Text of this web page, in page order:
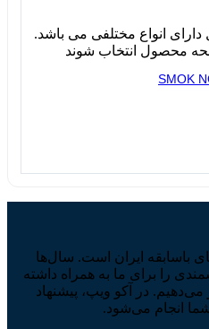
انواع مختلفی می باشد.
محصول انتخاب شوند
باسابقه ایران است. سال‌ها
را برای ما به همراه داشته
می‌دهیم. در آکو ویپ، پیشنهاد
انجام می‌شود.